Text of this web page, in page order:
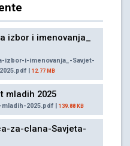
izbor i imenovanja_
izbor-i-imenovanja_-Savjet-
| 12.77 MB
mladih 2025
2025.pdf | 139.88 KB
za-clana-Savjeta-